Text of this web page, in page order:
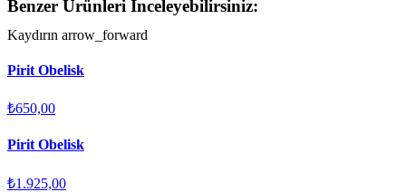
Benzer Ürünleri İnceleyebilirsiniz:
Kaydırın arrow_forward
Pirit Obelisk
₺650,00
Pirit Obelisk
₺1.925,00